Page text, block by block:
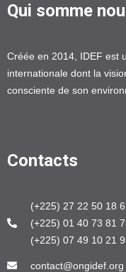
Qui somme
Créée en 2014, IDEF est
internationale dont la
consciente de son
Contacts
(+225) 27 22 50 18
(+225) 01 40 73 81
(+225) 07 49 10 21
contact@ongidef.org